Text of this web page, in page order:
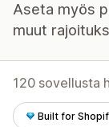
Aseta myös
muut
120 sovellusta
Built for